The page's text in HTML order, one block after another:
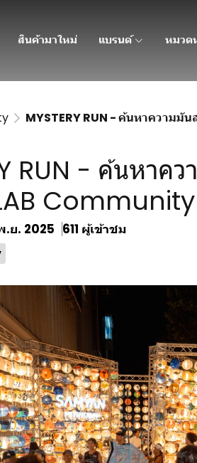
สินค้ามาใหม่ แบรนด์ หมวด
MYSTERY RUN - ค้นหาความ
RUN - ค้นหาค
Community
.ย. 2025 611 ผู้เข้าชม